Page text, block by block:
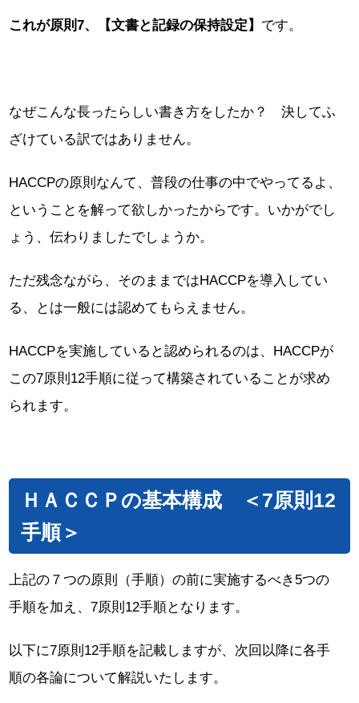
これが原則7、【文書と記録の保持設定】 です。
なぜこんな長ったらしい書き方をしたか？ 決してふ
ざけている訳ではありません。
HACCPの原則なんて、普段の仕事の中でやってるよ、
ということを解って欲しかったからです。いかがでし
ょう、伝わりましたでしょうか。
ただ残念ながら、そのままではHACCPを導入してい
る、とは一般には認めてもらえません。
HACCPを実施していると認められるのは、HACCPが
この7原則12手順に従って構築されていることが求め
られます。
ＨＡＣＣＰの基本構成 ＜7原則12
手順＞
上記の７つの原則（手順）の前に実施するべき5つの
手順を加え、7原則12手順となります。
以下に7原則12手順を記載しますが、次回以降に各手
順の各論について解説いたします。